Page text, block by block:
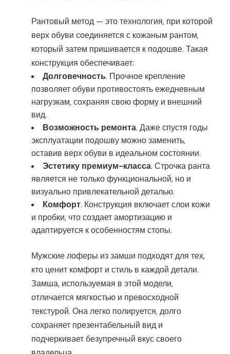
Рантовый метод — это технология, при которой
верх обуви соединяется с кожаным рантом,
который затем пришивается к подошве. Такая
конструкция обеспечивает:
Долговечность. Прочное крепление
позволяет обуви противостоять ежедневным
нагрузкам, сохраняя свою форму и внешний
вид.
Возможность ремонта. Даже спустя годы
эксплуатации подошву можно заменить,
оставив верх обуви в идеальном состоянии.
Эстетику премиум-класса. Строчка ранта
является не только функциональной, но и
визуально привлекательной деталью.
Комфорт. Конструкция включает слои кожи
и пробки, что создает амортизацию и
адаптируется к особенностям стопы.
Мужские лоферы из замши подходят для тех,
кто ценит комфорт и стиль в каждой детали.
Замша, используемая в этой модели,
отличается мягкостью и превосходной
текстурой. Она легко полируется, долго
сохраняет презентабельный вид и
подчеркивает безупречный вкус своего